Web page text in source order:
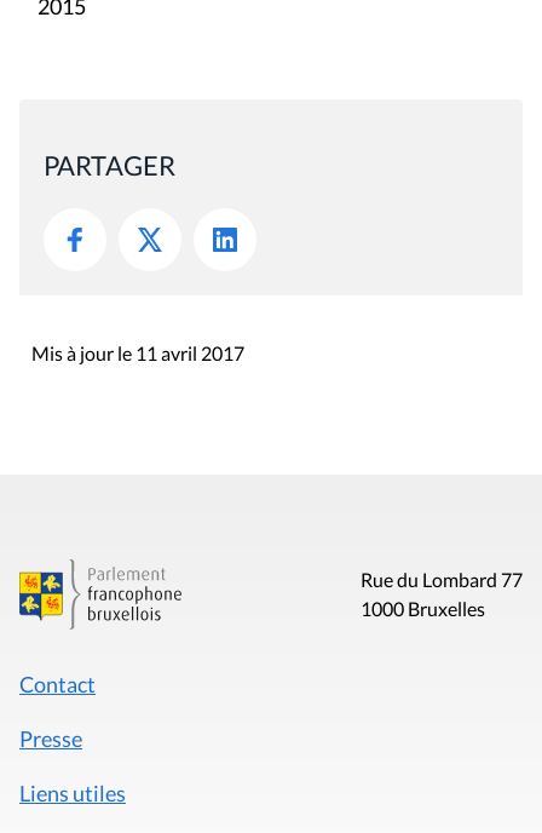
2015
PARTAGER
Mis à jour le 11 avril 2017
Rue du Lombard 77
1000 Bruxelles
Contact
Presse
Liens utiles